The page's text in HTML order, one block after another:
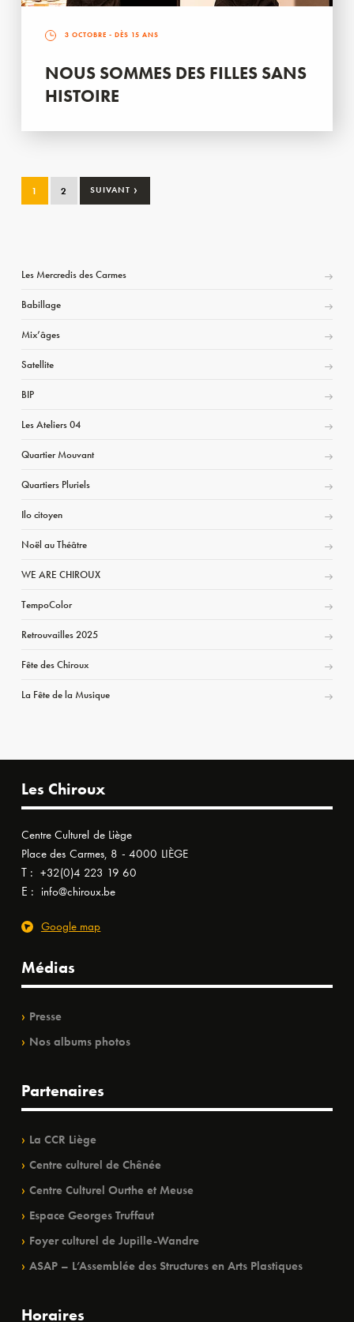
3 OCTOBRE - DÈS 15 ANS
NOUS SOMMES DES FILLES SANS
HISTOIRE
1 2 SUIVANT ›
Les Mercredis des Carmes
Babillage
Mix’âges
Satellite
BIP
Les Ateliers 04
Quartier Mouvant
Quartiers Pluriels
Ilo citoyen
Noël au Théâtre
WE ARE CHIROUX
TempoColor
Retrouvailles 2025
Fête des Chiroux
La Fête de la Musique
Les Chiroux
Centre Culturel de Liège
Place des Carmes, 8 - 4000 LIÈGE
T : +32(0)4 223 19 60
E : info@chiroux.be
Google map
Médias
Presse
Nos albums photos
Partenaires
La CCR Liège
Centre culturel de Chênée
Centre Culturel Ourthe et Meuse
Espace Georges Truffaut
Foyer culturel de Jupille-Wandre
ASAP – L’Assemblée des Structures en Arts Plastiques
Horaires